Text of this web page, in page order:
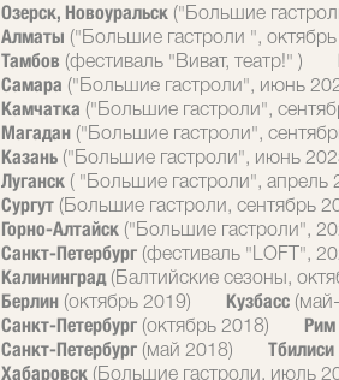
Озерск, Новоуральск ("Большие
Алматы ("Большие гастроли ",
Тамбов (фестиваль "Виват, театр!" )
Самара ("Большие гастроли", июнь
Камчатка ("Большие гастроли",
Магадан ("Большие гастроли",
Казань ("Большие гастроли", июнь
Луганск ( "Большие гастроли", апрель
Сургут (Большие гастроли, сентябрь
Горно-Алтайск ("Большие гастроли",
Санкт-Петербург (фестиваль "LOFT",
Калининград (Балтийские сезоны,
Берлин (октябрь 2019) Кузбасс
Санкт-Петербург (октябрь 2018)
Рим
Санкт-Петербург (май 2018)
Тбилиси
Хабаровск (Большие гастроли, июль